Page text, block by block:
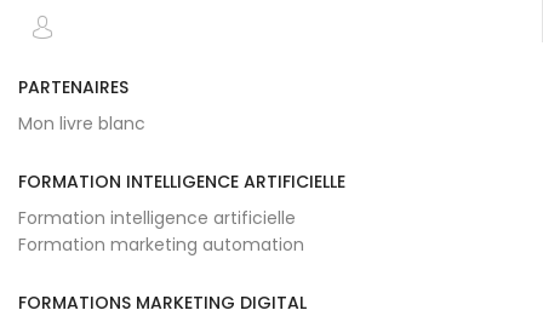
PARTENAIRES
Mon livre blanc
FORMATION INTELLIGENCE ARTIFICIELLE
Formation intelligence artificielle
Formation marketing automation
FORMATIONS MARKETING DIGITAL